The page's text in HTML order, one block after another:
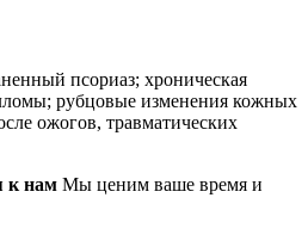
псориаз; хроническая
рубцовые изменения кожных
ожогов, травматических
к нам Мы ценим ваше время и